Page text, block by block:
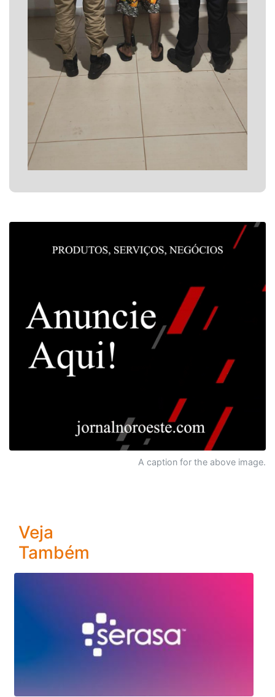
A caption for the above image.
Veja
Também